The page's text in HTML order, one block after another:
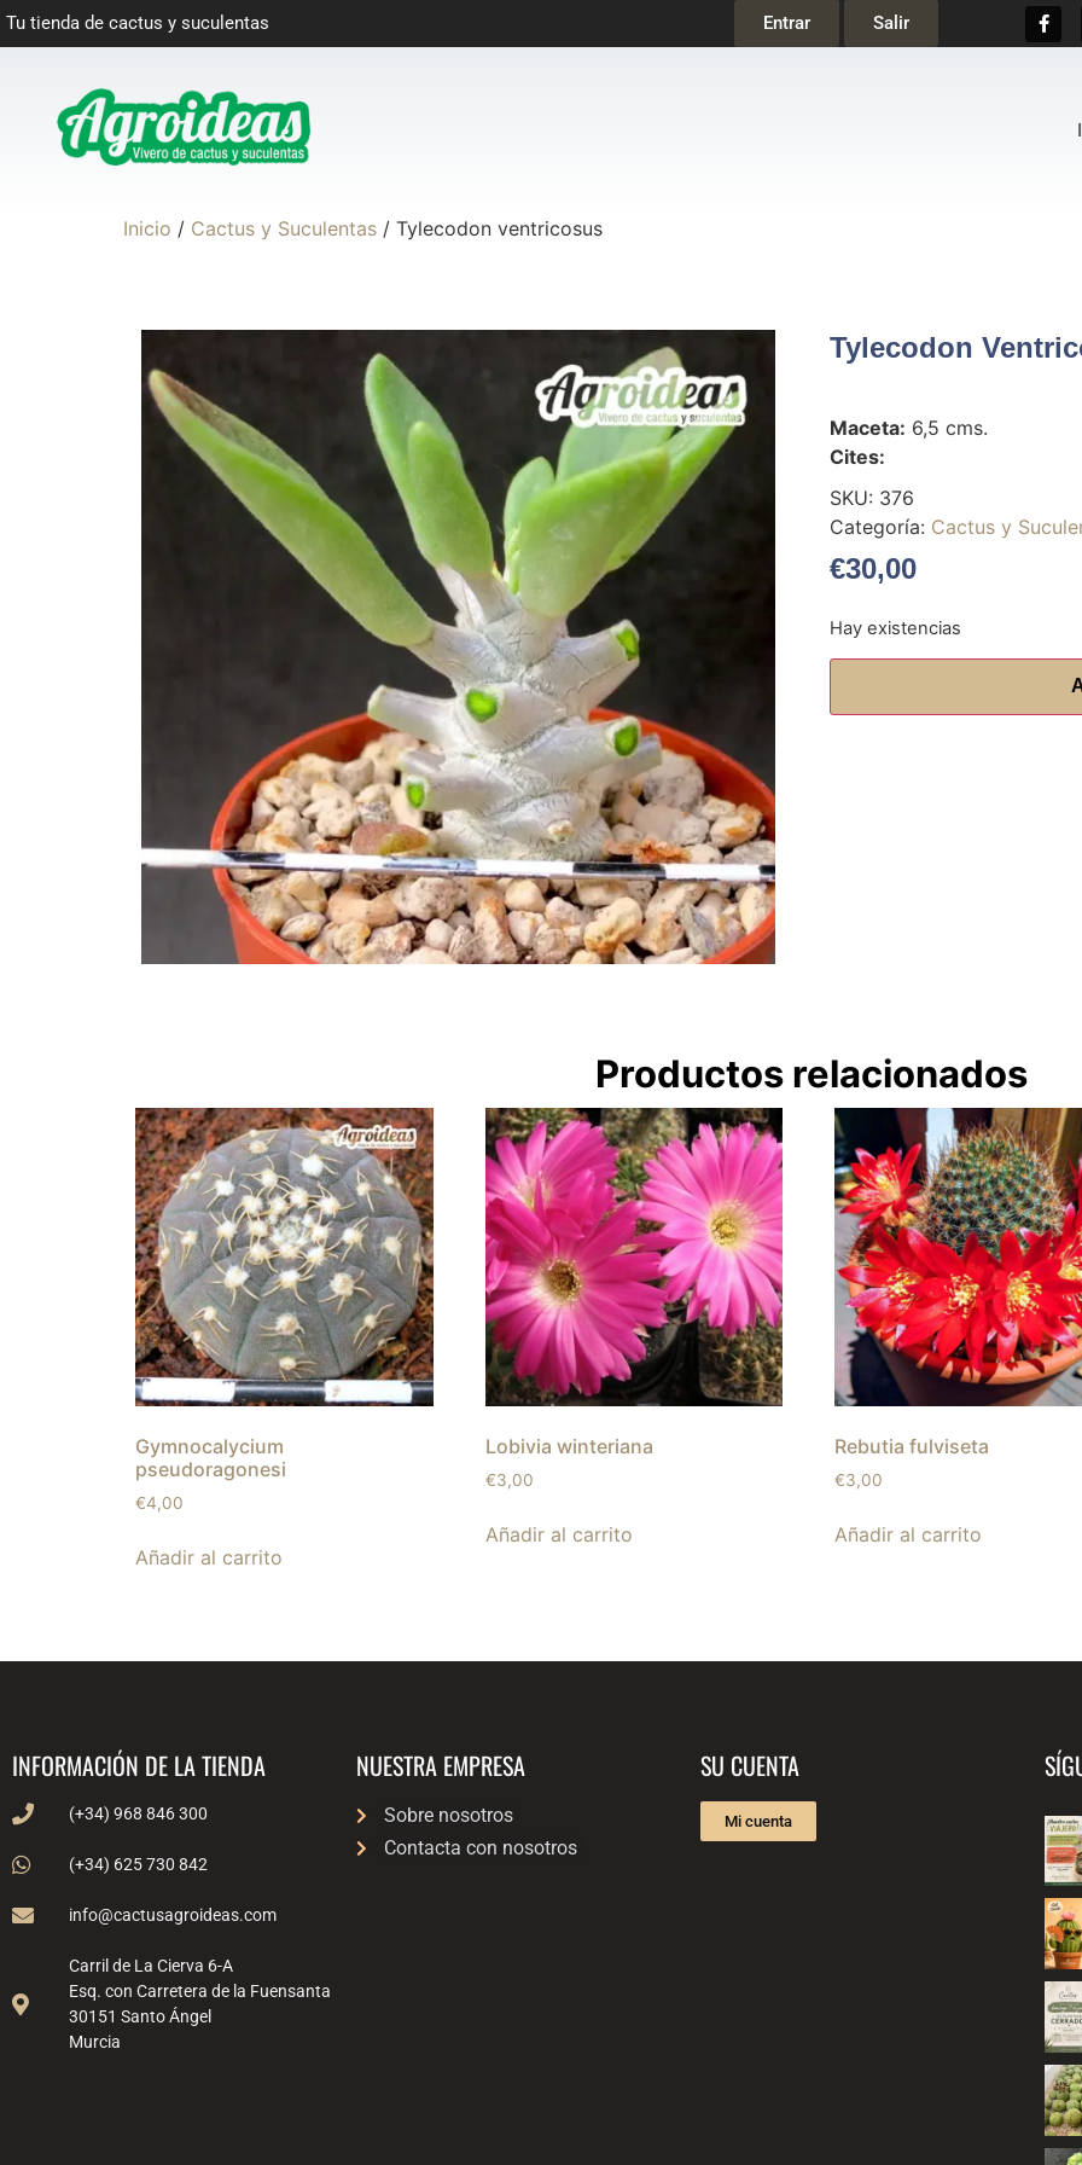
Tu tienda de cactus y suculentas Entrar Salir
Inicio / Cactus y Suculentas / Tylecodon ventricosus
Tylecodon
Maceta: 6,5 cms.
Cites:
SKU: 376
Categoría: Cactus y
€30,00
Hay existencias
Productos relacionados
Gymnocalycium
pseudoragonesi
€4,00
Añadir al carrito
Lobivia winteriana
€3,00
Añadir al carrito
Rebutia fulviseta
€3,00
Añadir al carrito
INFORMACIÓN DE LA TIENDA
(+34) 968 846 300
(+34) 625 730 842
info@cactusagroideas.com
Carril de La Cierva 6-A
Esq. con Carretera de la Fuensanta
30151 Santo Ángel
Murcia
NUESTRA EMPRESA
Sobre nosotros
Contacta con nosotros
SU CUENTA
Mi cuenta